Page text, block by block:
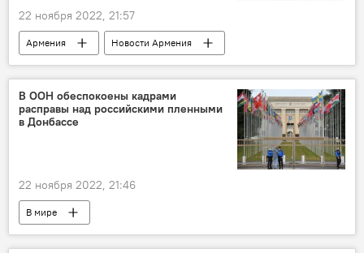
22 ноября 2022, 21:57
Армения
Новости Армения
Общество
Мадрид университет
В ООН обеспокоены кадрами
расправы над российскими пленными
в Донбассе
22 ноября 2022, 21:46
В мире
Защита Донбасса. Спецоперация РФ на Украине